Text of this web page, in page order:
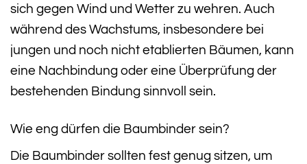
sich gegen Wind und Wetter zu wehren. Auch
während des Wachstums, insbesondere bei
jungen und noch nicht etablierten Bäumen, kann
eine Nachbindung oder eine Überprüfung der
bestehenden Bindung sinnvoll sein.
Wie eng dürfen die Baumbinder sein?
Die Baumbinder sollten fest genug sitzen, um